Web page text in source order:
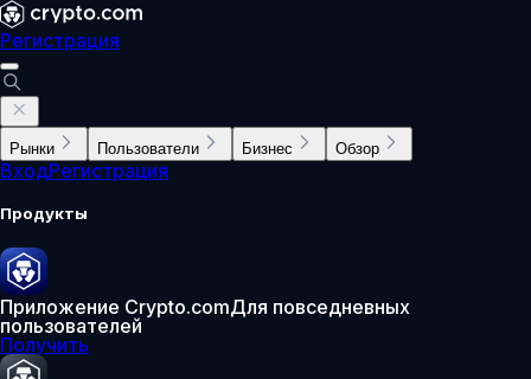
Регистрация
Рынки Пользователи Бизнес Обзор
ВходРегистрация
Продукты
Приложение Crypto.comДля повседневных
пользователей
Получить